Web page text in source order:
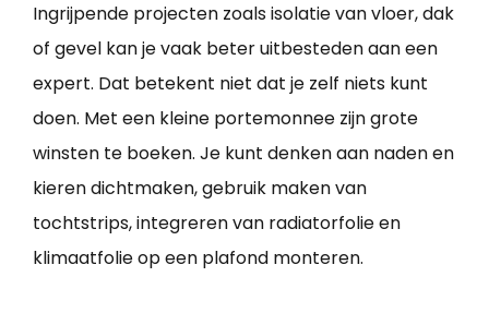
Ingrijpende projecten zoals isolatie van vloer, dak
of gevel kan je vaak beter uitbesteden aan een
expert. Dat betekent niet dat je zelf niets kunt
doen. Met een kleine portemonnee zijn grote
winsten te boeken. Je kunt denken aan naden en
kieren dichtmaken, gebruik maken van
tochtstrips, integreren van radiatorfolie en
klimaatfolie op een plafond monteren.